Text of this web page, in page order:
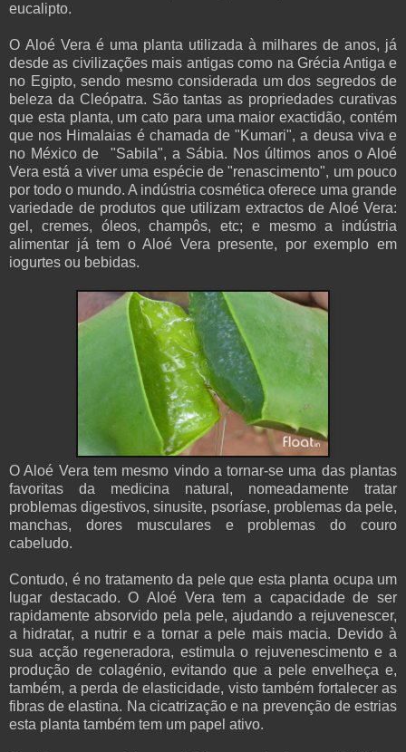
eucalipto.
O Aloé Vera é uma planta utilizada à milhares de anos, já
desde as civilizações mais antigas como na Grécia Antiga e
no Egipto, sendo mesmo considerada um dos segredos de
beleza da Cleópatra. São tantas as propriedades curativas
que esta planta, um cato para uma maior exactidão, contém
que nos Himalaias é chamada de "Kumari", a deusa viva e
no México de "Sabila", a Sábia. Nos últimos anos o Aloé
Vera está a viver uma espécie de "renascimento", um pouco
por todo o mundo. A indústria cosmética oferece uma grande
variedade de produtos que utilizam extractos de Aloé Vera:
gel, cremes, óleos, champôs, etc; e mesmo a indústria
alimentar já tem o Aloé Vera presente, por exemplo em
iogurtes ou bebidas.
O Aloé Vera tem mesmo vindo a tornar-se uma das plantas
favoritas da medicina natural, nomeadamente tratar
problemas digestivos, sinusite, psoríase, problemas da pele,
manchas, dores musculares e problemas do couro
cabeludo.
Contudo, é no tratamento da pele que esta planta ocupa um
lugar destacado. O Aloé Vera tem a capacidade de ser
rapidamente absorvido pela pele, ajudando a rejuvenescer,
a hidratar, a nutrir e a tornar a pele mais macia. Devido à
sua acção regeneradora, estimula o rejuvenescimento e a
produção de colagénio, evitando que a pele envelheça e,
também, a perda de elasticidade, visto também fortalecer as
fibras de elastina. Na cicatrização e na prevenção de estrias
esta planta também tem um papel ativo.